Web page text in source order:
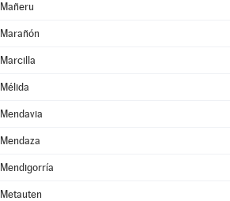
Mañeru
Marañón
Marcilla
Mélida
Mendavia
Mendaza
Mendigorría
Metauten